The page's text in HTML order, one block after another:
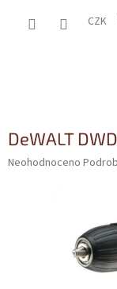
CZK
DeWALT
Průměrné
Neohodnoceno